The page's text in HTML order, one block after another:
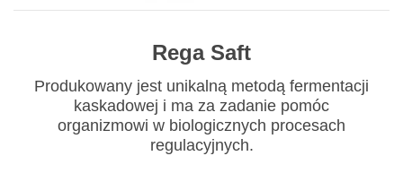
Rega Saft
Produkowany jest unikalną metodą fermentacji
kaskadowej i ma za zadanie pomóc
organizmowi w biologicznych procesach
regulacyjnych.